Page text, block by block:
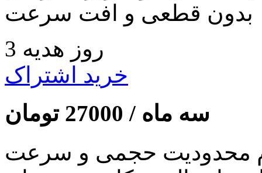
بدون قطعی و افت سرعت
3 روز هدیه
خرید اشتراک
سه ماه / 27000 تومان
محدودیت حجمی و سرعت